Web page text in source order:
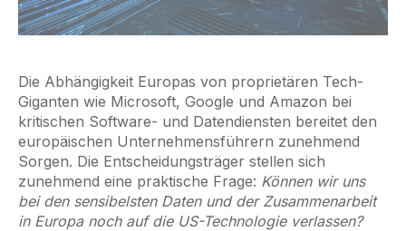
Die Abhängigkeit Europas von proprietären Tech-
Giganten wie Microsoft, Google und Amazon bei
kritischen Software- und Datendiensten bereitet den
europäischen Unternehmensführern zunehmend
Sorgen. Die Entscheidungsträger stellen sich
zunehmend eine praktische Frage: Können wir uns
bei den sensibelsten Daten und der Zusammenarbeit
in Europa noch auf die US-Technologie verlassen?